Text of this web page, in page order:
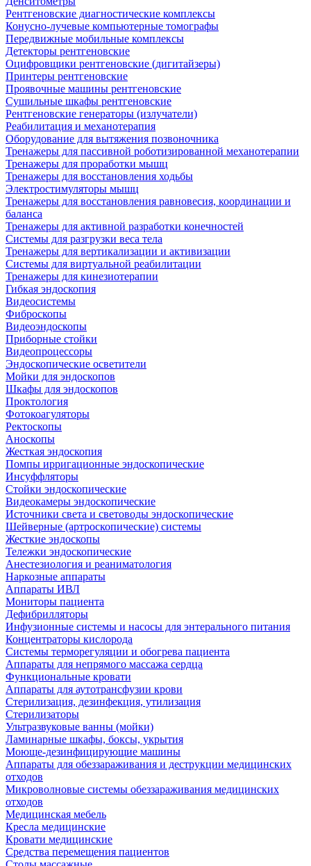
Рентгеновские диагностические комплексы
Конусно-лучевые компьютерные томографы
Передвижные мобильные комплексы
Детекторы рентгеновские
Оцифровщики рентгеновские (дигитайзеры)
Принтеры рентгеновские
Проявочные машины рентгеновские
Сушильные шкафы рентгеновские
Рентгеновские генераторы (излучатели)
Реабилитация и механотерапия
Оборудование для вытяжения позвоночника
Тренажеры для пассивной роботизированной механотерапии
Тренажеры для проработки мышц
Тренажеры для восстановления ходьбы
Электростимуляторы мышц
Тренажеры для восстановления равновесия, координации и
баланса
Тренажеры для активной разработки конечностей
Системы для разгрузки веса тела
Тренажеры для вертикализации и активизации
Системы для виртуальной реабилитации
Тренажеры для кинезиотерапии
Гибкая эндоскопия
Видеосистемы
Фиброскопы
Видеоэндоскопы
Приборные стойки
Видеопроцессоры
Эндоскопические осветители
Мойки для эндоскопов
Шкафы для эндоскопов
Проктология
Фотокоагуляторы
Ректоскопы
Аноскопы
Жесткая эндоскопия
Помпы ирригационные эндоскопические
Инсуффляторы
Стойки эндоскопические
Видеокамеры эндоскопические
Источники света и световоды эндоскопические
Шейверные (артроскопические) системы
Жесткие эндоскопы
Тележки эндоскопические
Анестезиология и реаниматология
Наркозные аппараты
Аппараты ИВЛ
Мониторы пациента
Дефибрилляторы
Инфузионные системы и насосы для энтерального питания
Концентраторы кислорода
Системы терморегуляции и обогрева пациента
Аппараты для непрямого массажа сердца
Функциональные кровати
Аппараты для аутотрансфузии крови
Стерилизация, дезинфекция, утилизация
Стерилизаторы
Ультразвуковые ванны (мойки)
Ламинарные шкафы, боксы, укрытия
Моюще-дезинфицирующие машины
Аппараты для обеззараживания и деструкции медицинских
отходов
Микроволновые системы обеззараживания медицинских
отходов
Медицинская мебель
Кресла медицинские
Кровати медицинские
Средства перемещения пациентов